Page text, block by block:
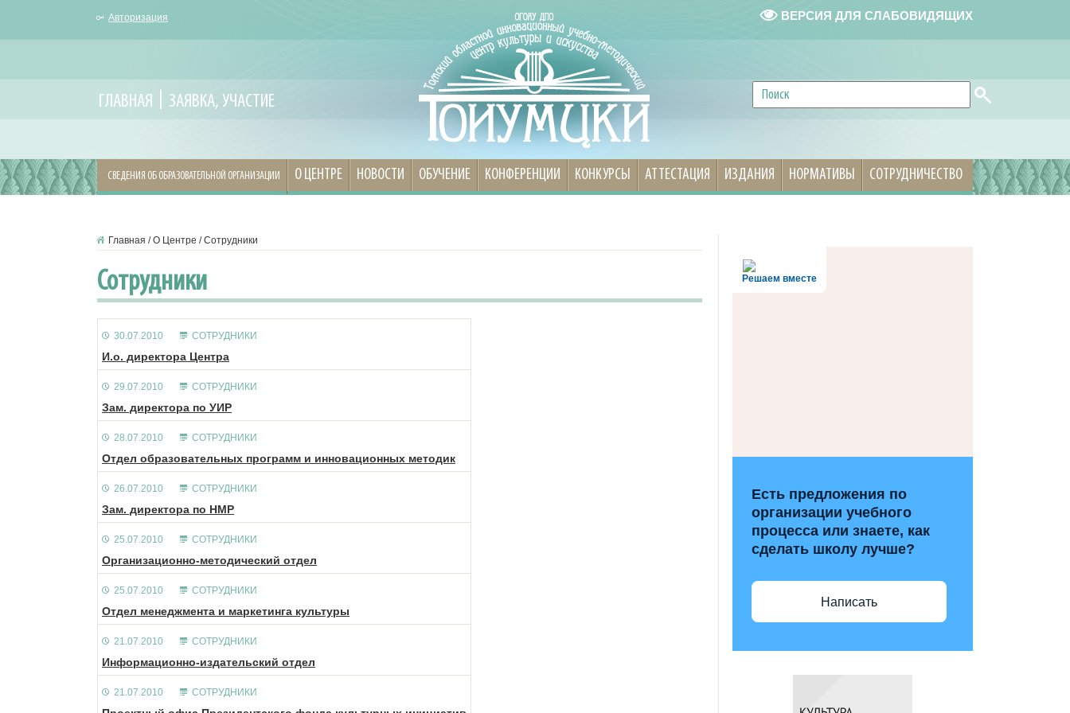
Авторизация
ГЛАВНАЯ ЗАЯВКА, УЧАСТИЕ
ВЕРСИЯ ДЛЯ СЛАБОВИДЯЩИХ
СВЕДЕНИЯ ОБ ОБРАЗОВАТЕЛЬНОЙ ОРГАНИЗАЦИИ О ЦЕНТРЕ НОВОСТИ ОБУЧЕНИЕ КОНФЕРЕНЦИИ КОНКУРСЫ АТТЕСТАЦИЯ ИЗДАНИЯ НОРМАТИВЫ СОТРУДНИЧЕСТВО
Главная /О Центре /Сотрудники
Сотрудники
30.07.2010 СОТРУДНИКИ
И.о. директора Центра
29.07.2010 СОТРУДНИКИ
Зам. директора по УИР
28.07.2010 СОТРУДНИКИ
Отдел образовательных программ и инновационных методик
26.07.2010 СОТРУДНИКИ
Зам. директора по НМР
25.07.2010 СОТРУДНИКИ
Организационно-методический отдел
25.07.2010 СОТРУДНИКИ
Отдел менеджмента и маркетинга культуры
21.07.2010 СОТРУДНИКИ
Информационно-издательский отдел
21.07.2010 СОТРУДНИКИ
Решаем вместе
Есть предложения по
организации учебного
процесса или знаете, как
сделать школу лучше?
Написать